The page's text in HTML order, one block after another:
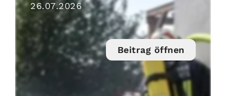
26.07.2026
Beitrag öffnen